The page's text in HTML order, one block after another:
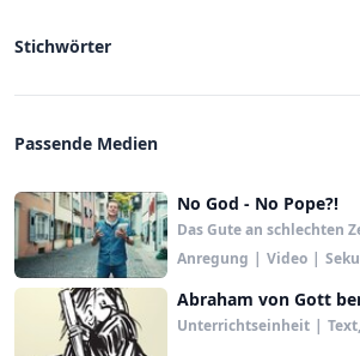
Stichwörter
Passende Medien
No God - No Pope?!
Das Gute an schlechten
Anregung | Video |
Abraham von Gott
Unterrichtseinheit |